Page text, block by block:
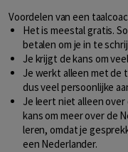
Voordelen van een
Het is meestal gratis.
betalen om je in te
Je krijgt de kans om
Je werkt alleen met de
dus veel persoonlijke
Je leert niet alleen over
kans om meer over de
leren, omdat je
een Nederlander.